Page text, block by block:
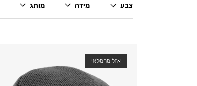
צבע מידה מותג
אזל מהמלאי